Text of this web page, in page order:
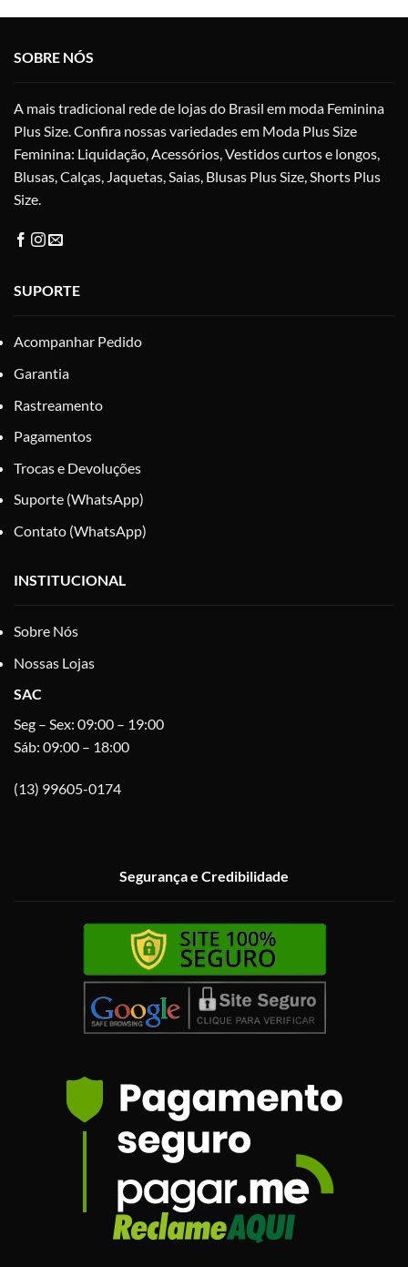
página
do
SOBRE NÓS
A mais tradicional rede de lojas do Brasil em moda Feminina
Plus Size. Confira nossas variedades em Moda Plus Size
Feminina: Liquidação, Acessórios, Vestidos curtos e longos,
Blusas, Calças, Jaquetas, Saias, Blusas Plus Size, Shorts Plus
Size.
SUPORTE
Acompanhar Pedido
Garantia
Rastreamento
Pagamentos
Trocas e Devoluções
Suporte (WhatsApp)
Contato (WhatsApp)
INSTITUCIONAL
Sobre Nós
Nossas Lojas
SAC
Seg – Sex: 09:00 – 19:00
Sáb: 09:00 – 18:00
(13) 99605-0174
Segurança e Credibilidade